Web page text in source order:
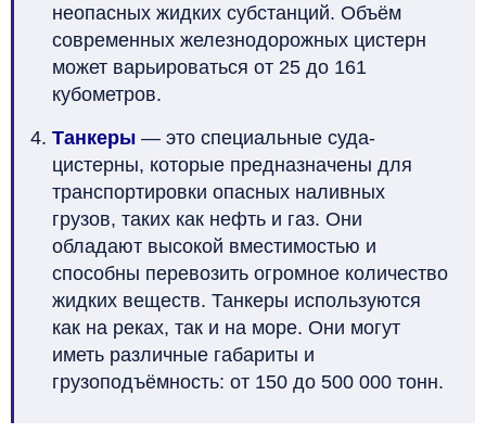
неопасных жидких субстанций. Объём
современных железнодорожных цистерн
может варьироваться от 25 до 161
кубометров.
Танкеры — это специальные суда-
цистерны, которые предназначены для
транспортировки опасных наливных
грузов, таких как нефть и газ. Они
обладают высокой вместимостью и
способны перевозить огромное количество
жидких веществ. Танкеры используются
как на реках, так и на море. Они могут
иметь различные габариты и
грузоподъёмность: от 150 до 500 000 тонн.